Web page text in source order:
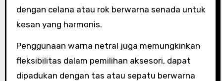
dengan celana atau rok berwarna senada untuk
kesan yang harmonis.
Penggunaan warna netral juga memungkinkan
fleksibilitas dalam pemilihan aksesori, dapat
dipadukan dengan tas atau sepatu berwarna